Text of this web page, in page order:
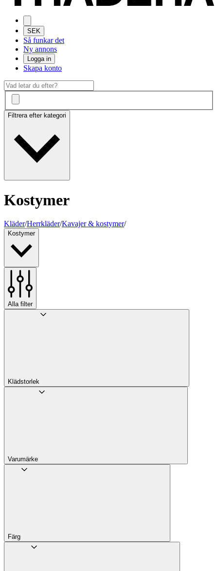
SEK
Så funkar det
Ny annons
Logga in
Skapa konto
Filtrera efter kategori
Kostymer
Kläder/Herrkläder/Kavajer & kostymer/
Kostymer
Alla filter
Klädstorlek
Varumärke
Färg